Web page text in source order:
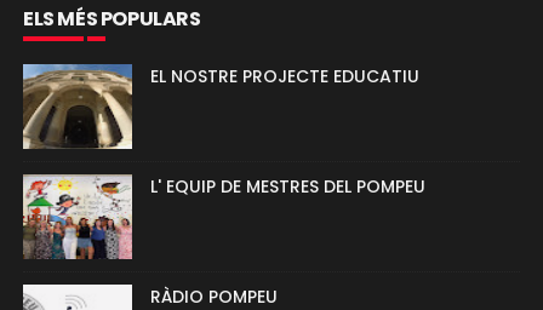
ELS MÉS POPULARS
EL NOSTRE PROJECTE EDUCATIU
L' EQUIP DE MESTRES DEL POMPEU
RÀDIO POMPEU